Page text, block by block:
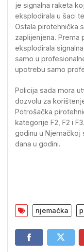
je signalna raketa
eksplodirala u šaci
Ostala pirotehnička
zaplijenjena. Prema
eksplodirala
samo u
upotrebu samo
Policija sada mora
dozvolu za
Potrošačka
kategorije F2, F2 i
godinu u Njemačkoj
dana u godini.
njemačka